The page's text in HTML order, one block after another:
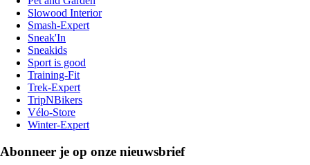
Slowood Interior
Smash-Expert
Sneak'In
Sneakids
Sport is good
Training-Fit
Trek-Expert
TripNBikers
Vélo-Store
Winter-Expert
Abonneer je op onze nieuwsbrief